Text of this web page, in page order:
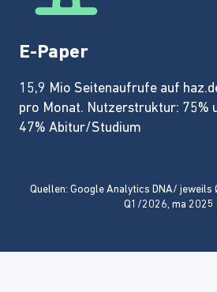
E-Paper
15,9 Mio Seitenaufrufe auf
pro Monat. Nutzerstruktur: 75%
47% Abitur/Studium
Quellen: Google Analytics DNA/ jeweils
Q1/2026, ma 2025